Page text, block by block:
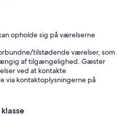
opholde sig på værelserne
tilstødende værelser, som
af tilgængelighed. Gæster
ved at kontakte
via kontaktoplysningerne på